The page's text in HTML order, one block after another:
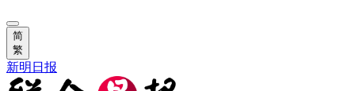
简
繁
新明日报